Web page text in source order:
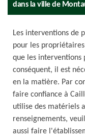
dans la ville de
Les interventions de
pour les
que les interventions
conséquent, il est
en la matière. Par
faire confiance à
utilise des matériels
renseignements,
aussi faire